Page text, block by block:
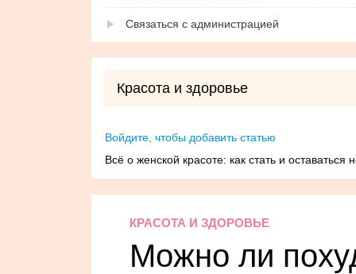
Связаться с администрацией
Красота и здоровье
Войдите, чтобы добавить статью
Всё о женской красоте: как стать и оставаться
КРАСОТА И ЗДОРОВЬЕ
Можно ли